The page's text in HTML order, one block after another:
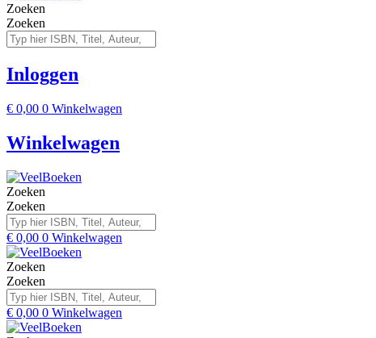
Zoeken
Zoeken
Inloggen
€ 0,00 0 Winkelwagen
Winkelwagen
Zoeken
Zoeken
€ 0,00 0 Winkelwagen
Zoeken
Zoeken
€ 0,00 0 Winkelwagen